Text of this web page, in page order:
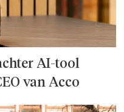
AI-tool
van Acco